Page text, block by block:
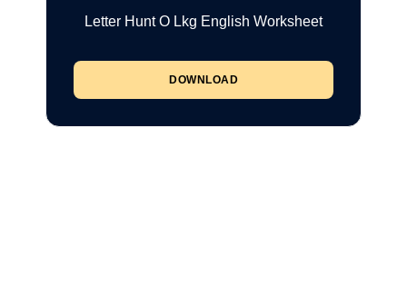
Letter Hunt O Lkg English Worksheet
DOWNLOAD